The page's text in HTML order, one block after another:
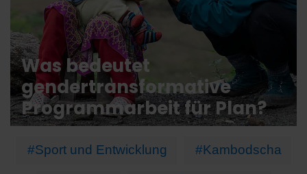
Was bedeutet
gendertransformative
Programmarbeit für Plan?
#Sport und Entwicklung #Kambodscha